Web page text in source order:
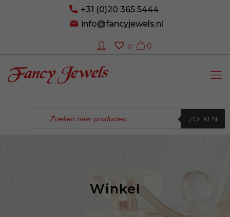
+31 (0)20 365 5444
info@fancyjewels.nl
0
0
zoeken
ZOEKEN
Winkel